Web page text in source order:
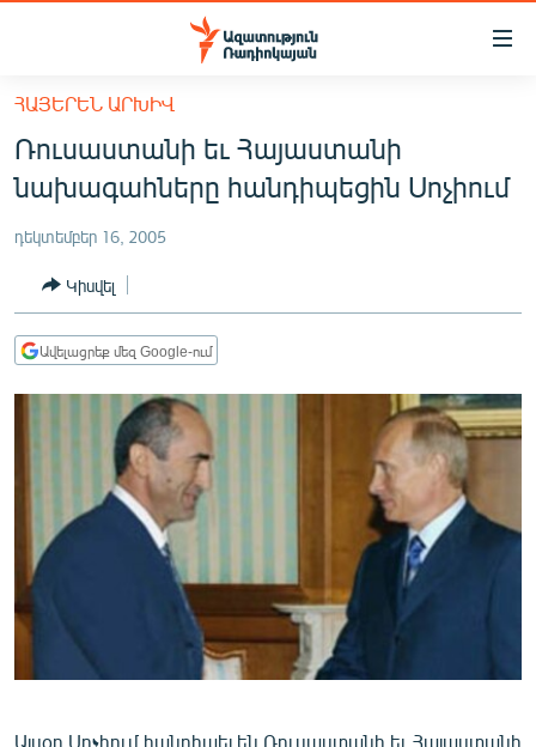
Մատչելիության
հիմնական
բովանդակությանը
Անցնել
հիմնական
մենյուին
ՔԱՂԱՔԱԿԱՆ
ԸՆՏՐՈՒԹՅՈՒՆՆԵՐ 2026
ԻՐԱՎՈՒՆՔ
ՀԱՍԱՐԱԿՈՒԹՅՈՒՆ
ՂԱՐԱԲԱՂ
ՊԱՏԵՐԱԶՄԻ 6 ՇԱԲԱԹՆԵՐԸ
ՏԱՐԱԾԱՇՐՋԱՆ
ՄԻՋԱԶԳԱՅԻՆ
ՄՇԱԿՈՒՅԹ
ՍՊՈՐՏ
ՄԵԿՆԱԲԱՆՈՒԹՅՈՒՆ
ՀԱՅԵՐԵՆ ԱՐԽԻՎ
Ռուսաստանի եւ Հայաստանի
նախագահները հանդիպեցին Սոչիում
դեկտեմբեր 16, 2005
Կիսվել
Ավելացրեք մեզ Google-ում
Այսօր Սոչիում հանդիպել են Ռուսաստանի եւ Հայաստանի